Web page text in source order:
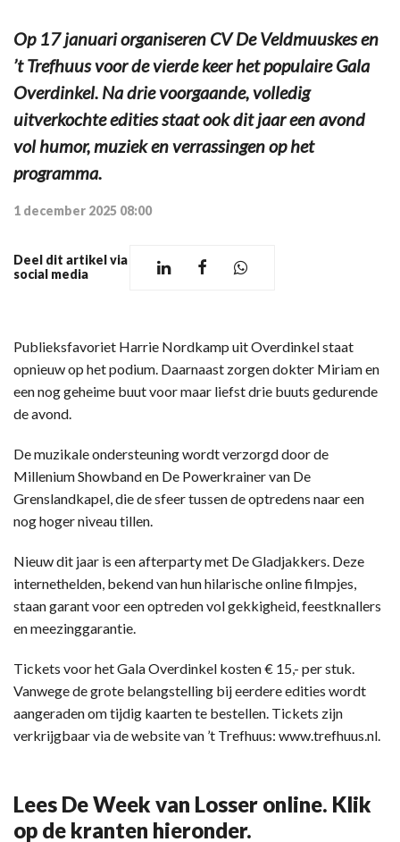
Op 17 januari organiseren CV De Veldmuuskes en
’t Trefhuus voor de vierde keer het populaire Gala
Overdinkel. Na drie voorgaande, volledig
uitverkochte edities staat ook dit jaar een avond
vol humor, muziek en verrassingen op het
programma.
1 december 2025 08:00
Deel dit artikel via
social media
Publieksfavoriet Harrie Nordkamp uit Overdinkel staat
opnieuw op het podium. Daarnaast zorgen dokter Miriam en
een nog geheime buut voor maar liefst drie buuts gedurende
de avond.
De muzikale ondersteuning wordt verzorgd door de
Millenium Showband en De Powerkrainer van De
Grenslandkapel, die de sfeer tussen de optredens naar een
nog hoger niveau tillen.
Nieuw dit jaar is een afterparty met De Gladjakkers. Deze
internethelden, bekend van hun hilarische online filmpjes,
staan garant voor een optreden vol gekkigheid, feestknallers
en meezinggarantie.
Tickets voor het Gala Overdinkel kosten € 15,- per stuk.
Vanwege de grote belangstelling bij eerdere edities wordt
aangeraden om tijdig kaarten te bestellen. Tickets zijn
verkrijgbaar via de website van ’t Trefhuus: www.trefhuus.nl.
Lees De Week van Losser online. Klik
op de kranten hieronder.